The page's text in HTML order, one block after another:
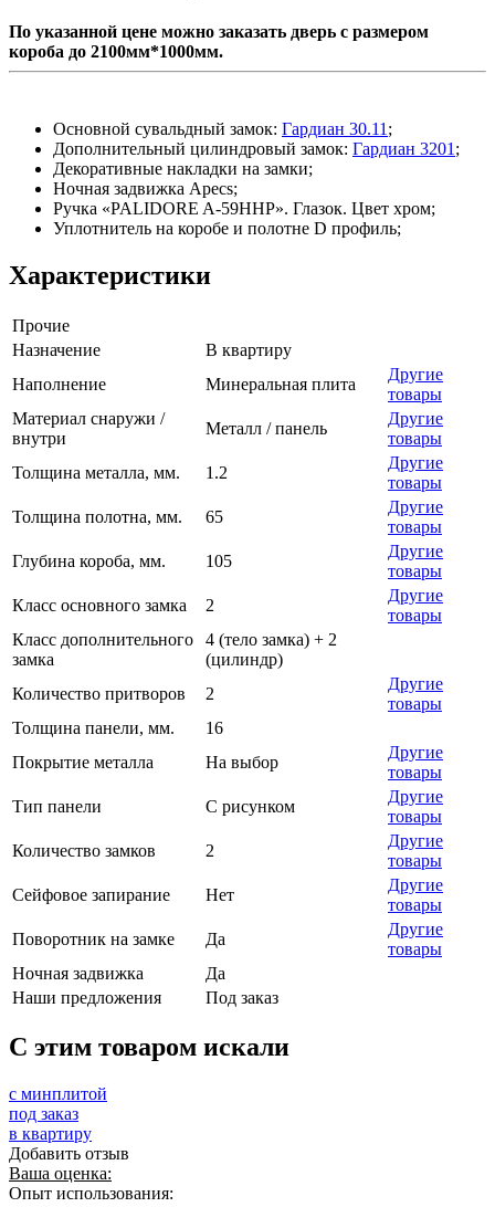
По указанной цене можно заказать дверь с размером
короба до 2100мм*1000мм.
Основной сувальдный замок: Гардиан 30.11 ;
Дополнительный цилиндровый замок: Гардиан 3201 ;
Декоративные накладки на замки;
Ночная задвижка Apecs;
Ручка «PALIDORE A-59HHP». Глазок. Цвет хром;
Уплотнитель на коробе и полотне D профиль;
Характеристики
Прочие
Назначение
В квартиру
Наполнение
Минеральная плита
Другие
товары
Материал снаружи /
внутри
Металл / панель
Другие
товары
Толщина металла, мм.
1.2
Другие
товары
Толщина полотна, мм.
65
Другие
товары
Глубина короба, мм.
105
Другие
товары
Класс основного замка
2
Другие
товары
Класс дополнительного
замка
4 (тело замка) + 2
(цилиндр)
Количество притворов
2
Другие
товары
Толщина панели, мм.
16
Покрытие металла
На выбор
Другие
товары
Тип панели
С рисунком
Другие
товары
Количество замков
2
Другие
товары
Сейфовое запирание
Нет
Другие
товары
Поворотник на замке
Да
Другие
товары
Ночная задвижка
Да
Наши предложения
Под заказ
C этим товаром искали
с минплитой
под заказ
в квартиру
Добавить отзыв
Ваша оценка:
Опыт использования: